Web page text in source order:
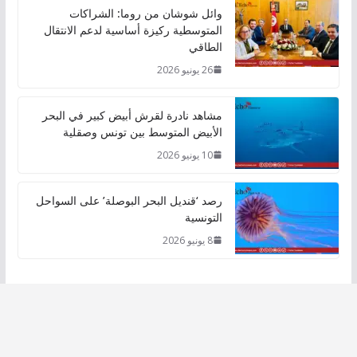
وائل شوشان من روما: الشراكات
المتوسطية ركيزة أساسية لدعم الانتقال
الطاقي
26 يونيو 2026
مشاهد نادرة لقرش أبيض كبير في البحر
الأبيض المتوسط بين تونس وصقلية
10 يونيو 2026
رصد ‘قنديل البحر البوصلة’ على السواحل
التونسية
8 يونيو 2026